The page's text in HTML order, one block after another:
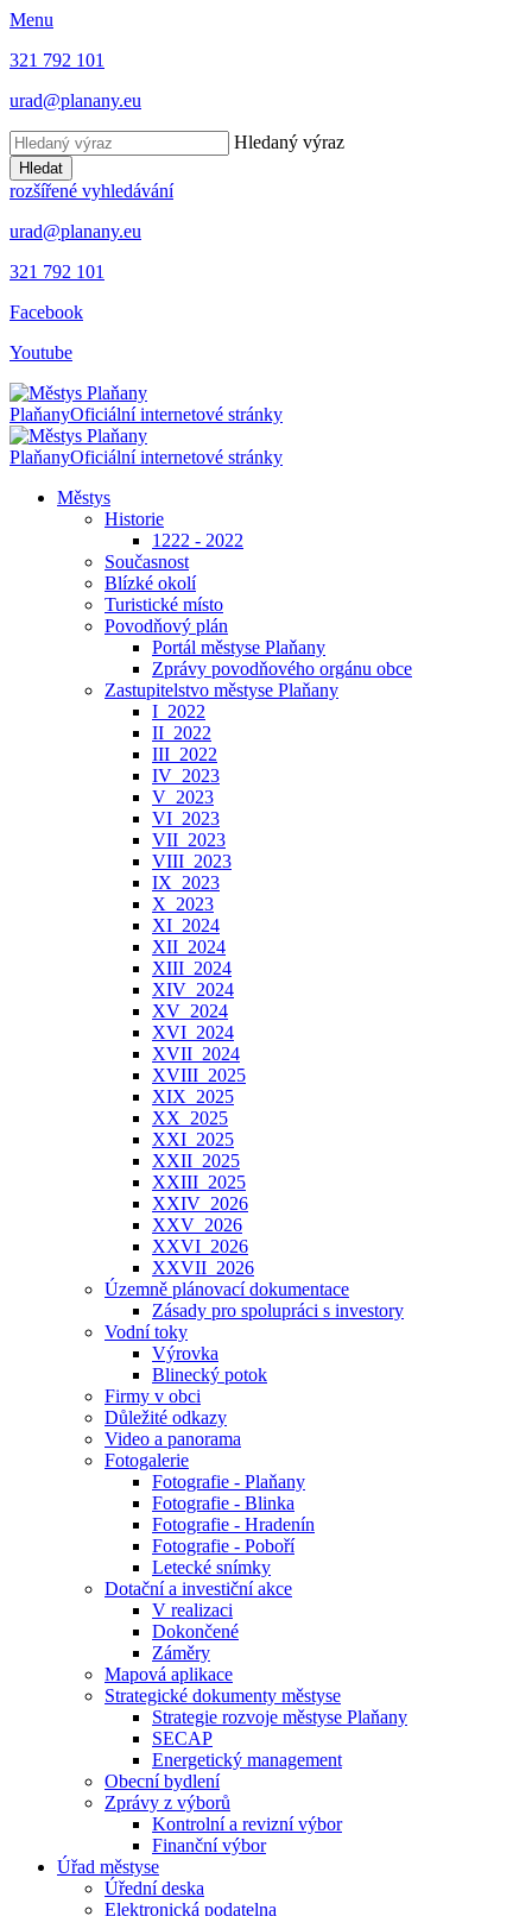
Menu
321 792 101
urad@planany.eu
Hledaný výraz
Hledat
rozšířené vyhledávání
urad@planany.eu
321 792 101
Facebook
Youtube
PlaňanyOficiální internetové stránky
PlaňanyOficiální internetové stránky
Městys
Historie
1222 - 2022
Současnost
Blízké okolí
Turistické místo
Povodňový plán
Portál městyse Plaňany
Zprávy povodňového orgánu obce
Zastupitelstvo městyse Plaňany
I_2022
II_2022
III_2022
IV_2023
V_2023
VI_2023
VII_2023
VIII_2023
IX_2023
X_2023
XI_2024
XII_2024
XIII_2024
XIV_2024
XV_2024
XVI_2024
XVII_2024
XVIII_2025
XIX_2025
XX_2025
XXI_2025
XXII_2025
XXIII_2025
XXIV_2026
XXV_2026
XXVI_2026
XXVII_2026
Územně plánovací dokumentace
Zásady pro spolupráci s investory
Vodní toky
Výrovka
Blinecký potok
Firmy v obci
Důležité odkazy
Video a panorama
Fotogalerie
Fotografie - Plaňany
Fotografie - Blinka
Fotografie - Hradenín
Fotografie - Poboří
Letecké snímky
Dotační a investiční akce
V realizaci
Dokončené
Záměry
Mapová aplikace
Strategické dokumenty městyse
Strategie rozvoje městyse Plaňany
SECAP
Energetický management
Obecní bydlení
Zprávy z výborů
Kontrolní a revizní výbor
Finanční výbor
Úřad městyse
Úřední deska
Elektronická podatelna